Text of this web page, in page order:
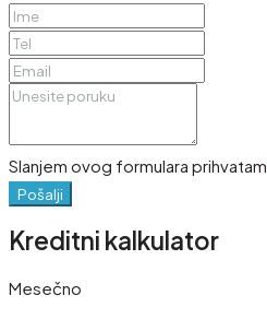
Slanjem ovog formulara prihvatam
Pošalji
Kreditni kalkulator
Mesečno